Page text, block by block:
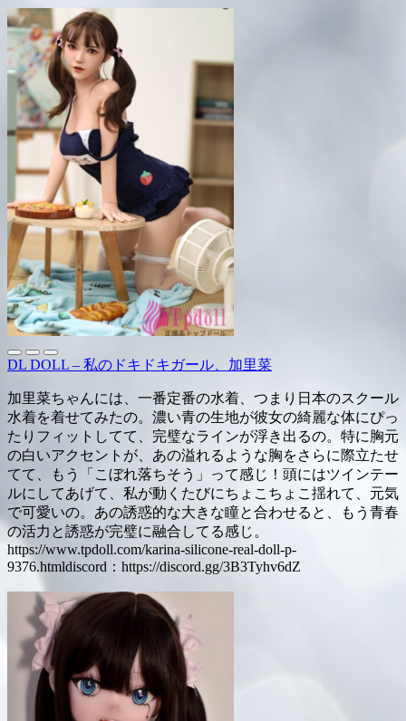
DL DOLL – 私のドキドキガール、加里菜
加里菜ちゃんには、一番定番の水着、つまり日本のスクール
水着を着せてみたの。濃い青の生地が彼女の綺麗な体にぴっ
たりフィットしてて、完璧なラインが浮き出るの。特に胸元
の白いアクセントが、あの溢れるような胸をさらに際立たせ
てて、もう「こぼれ落ちそう」って感じ！頭にはツインテー
ルにしてあげて、私が動くたびにちょこちょこ揺れて、元気
で可愛いの。あの誘惑的な大きな瞳と合わせると、もう青春
の活力と誘惑が完璧に融合してる感じ。
https://www.tpdoll.com/karina-silicone-real-doll-p-
9376.htmldiscord：https://discord.gg/3B3Tyhv6dZ